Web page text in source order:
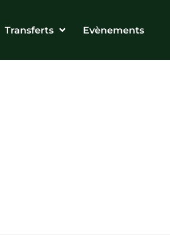
Transferts Evènements